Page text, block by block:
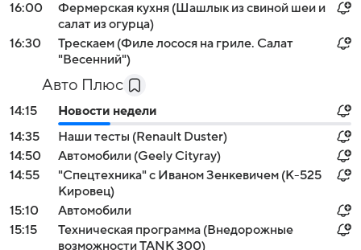
16:00
Фермерская кухня (Шашлык из свиной шеи и
салат из огурца)
16:30
Трескаем (Филе лосося на гриле. Салат
"Весенний")
Авто Плюс
14:15
Новости недели
14:35
Наши тесты (Renault Duster)
14:50
Автомобили (Geely Cityray)
14:55
"Спецтехника" с Иваном Зенкевичем (К-525
Кировец)
15:10
Автомобили
15:15
Техническая программа (Внедорожные
возможности TANK 300)